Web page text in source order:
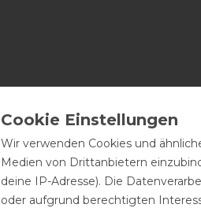
Wir verwenden Cookies und
Medien von Drittanbietern
deine IP-Adresse). Die
oder aufgrund berechtigten